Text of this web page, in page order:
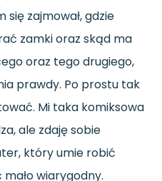
się zajmował, gdzie
zamki oraz skąd ma
oraz tego drugiego,
prawdy. Po prostu tak
Mi taka komiksowa
ale zdaję sobie
który umie robić
wiarygodny.